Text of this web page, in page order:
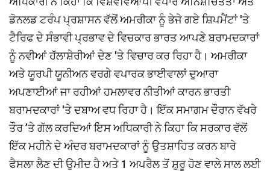
ਡੋਨਲਡ ਟਰੰਪ ਪ੍ਰਸ਼ਾਸਨ ਵੱਲੋਂ ਅਮਰੀਕਾ ਨੂੰ ਭੇਜੇ ਗਏ ਸ਼ਿਪਮੈਂਟਾਂ 'ਤੇ
ਟੈਰਿਫ ਦੇ ਸੰਭਾਵੀ ਪ੍ਰਭਾਵ ਦੇ ਵਿਚਕਾਰ ਭਾਰਤ ਆਪਣੇ ਬਰਾਮਦਕਾਰਾਂ
ਨੂੰ ਨਵੀਆਂ ਹੱਲਾਸ਼ੇਰੀਆਂ ਦੇਣ 'ਤੇ ਵਿਚਾਰ ਕਰ ਰਿਹਾ ਹੈ। ਅਮਰੀਕਾ
ਅਤੇ ਯੂਰਪੀ ਯੂਨੀਅਨ ਵਰਗੇ ਵਪਾਰਕ ਭਾਈਵਾਲਾਂ ਦੁਆਰਾ
ਅਪਣਾਈਆਂ ਜਾ ਰਹੀਆਂ ਹਮਲਾਵਰ ਨੀਤੀਆਂ ਕਾਰਨ ਭਾਰਤੀ
ਬਰਾਮਦਕਾਰਾਂ 'ਤੇ ਦਬਾਅ ਵਧ ਰਿਹਾ ਹੈ। ਇੱਕ ਸਮਾਗਮ ਦੌਰਾਨ ਵੱਖਰੇ
ਤੌਰ ’ਤੇ ਗੱਲ ਕਰਦਿਆਂ ਇਸ ਅਧਿਕਾਰੀ ਨੇ ਕਿਹਾ ਕਿ ਸਰਕਾਰ ਵੱਲੋਂ
ਇੱਕ ਮਹੀਨੇ ਦੇ ਅੰਦਰ ਬਰਾਮਦਕਾਰਾਂ ਨੂੰ ਉਤਸ਼ਾਹਿਤ ਕਰਨ ਬਾਰੇ
ਫੈਸਲਾ ਲੈਣ ਦੀ ਉਮੀਦ ਹੈ ਅਤੇ 1 ਅਪਰੈਲ ਤੋਂ ਸ਼ੁਰੂ ਹੋਣ ਵਾਲੇ ਸਾਲ ਲਈ